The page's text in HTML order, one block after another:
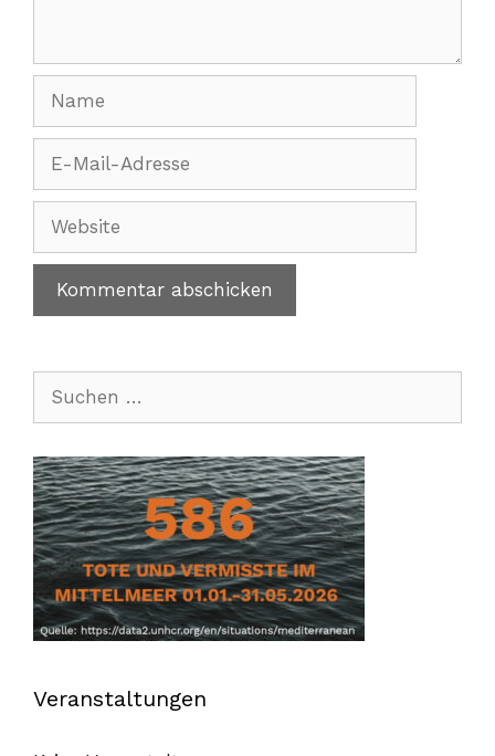
Mail-
Adresse
nach:
Veranstaltungen